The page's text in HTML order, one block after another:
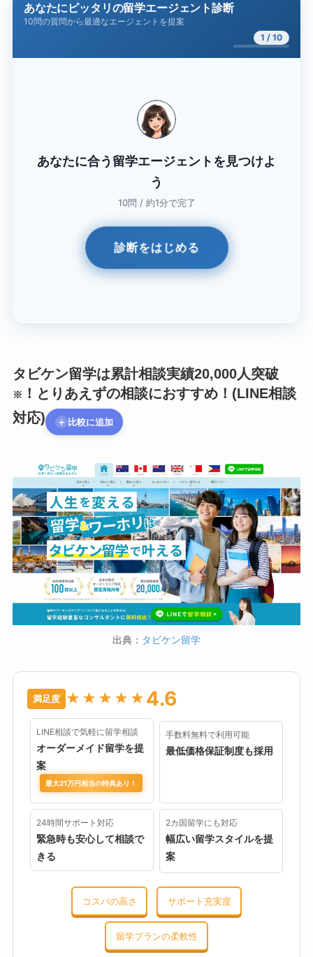
あなたにピッタリの留学エージェント診断
10問の質問から最適なエージェントを提案
1 / 10
あなたに合う留学エージェントを見つけよ
う
10問 / 約1分で完了
診断をはじめる
タビケン留学は累計相談実績20,000人突破
※ ！とりあえずの相談におすすめ！ (LINE相談
対応)
＋ 比較に追加
出典： タビケン留学
満足度 ★★★★★ 4.6
LINE相談で気軽に留学相談
オーダーメイド留学を提
案
最大21万円相当の特典あり！
手数料無料で利用可能
最低価格保証制度も採用
24時間サポート対応
緊急時も安心して相談で
きる
2カ国留学にも対応
幅広い留学スタイルを提
案
コスパの高さ サポート充実度
留学プランの柔軟性